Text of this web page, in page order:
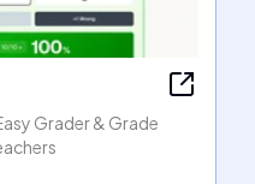
Grader & Grade